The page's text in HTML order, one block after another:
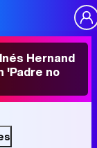
Hernand
'Padre no